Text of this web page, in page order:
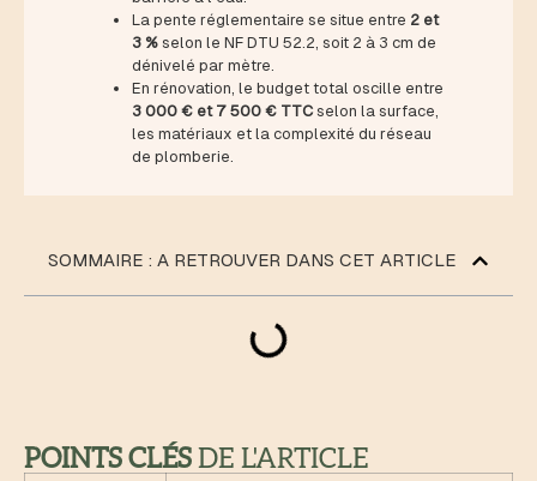
La pente réglementaire se situe entre 2 et
3 % selon le NF DTU 52.2, soit 2 à 3 cm de
dénivelé par mètre.
En rénovation, le budget total oscille entre
3 000 € et 7 500 € TTC selon la surface,
les matériaux et la complexité du réseau
de plomberie.
SOMMAIRE : A RETROUVER DANS CET ARTICLE
POINTS CLÉS DE L'ARTICLE